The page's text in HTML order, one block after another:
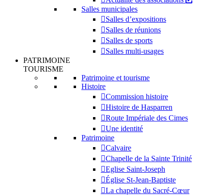
Salles municipales
Salles d’expositions
Salles de réunions
Salles de sports
Salles multi-usages
PATRIMOINE
TOURISME
Patrimoine et tourisme
Histoire
Commission histoire
Histoire de Hasparren
Route Impériale des Cimes
Une identité
Patrimoine
Calvaire
Chapelle de la Sainte Trinité
Eglise Saint-Joseph
Église St-Jean-Baptiste
La chapelle du Sacré-Cœur